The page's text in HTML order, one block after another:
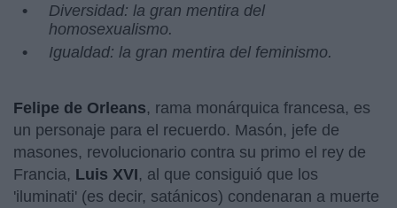
Diversidad: la gran mentira del
homosexualismo.
Igualdad: la gran mentira del feminismo.
Felipe de Orleans, rama monárquica francesa, es
un personaje para el recuerdo. Masón, jefe de
masones, revolucionario contra su primo el rey de
Francia, Luis XVI, al que consiguió que los
'iluminati' (es decir, satánicos) condenaran a muerte